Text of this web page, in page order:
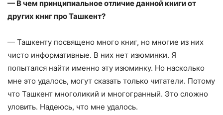
— В чем принципиальное отличие данной книги от
других книг про Ташкент?
— Ташкенту посвящено много книг, но многие из них
чисто информативные. В них нет изюминки. Я
попытался найти именно эту изюминку. Но насколько
мне это удалось, могут сказать только читатели. Потому
что Ташкент многоликий и многогранный. Это сложно
уловить. Надеюсь, что мне удалось.